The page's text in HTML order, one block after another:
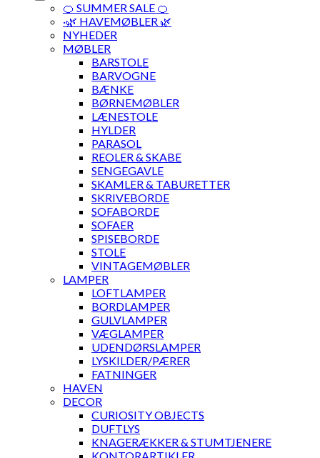
🍊 SUMMER SALE 🍊
·🌿 HAVEMØBLER 🌿
NYHEDER
MØBLER
BARSTOLE
BARVOGNE
BÆNKE
BØRNEMØBLER
LÆNESTOLE
HYLDER
PARASOL
REOLER & SKABE
SENGEGAVLE
SKAMLER & TABURETTER
SKRIVEBORDE
SOFABORDE
SOFAER
SPISEBORDE
STOLE
VINTAGEMØBLER
LAMPER
LOFTLAMPER
BORDLAMPER
GULVLAMPER
VÆGLAMPER
UDENDØRSLAMPER
LYSKILDER/PÆRER
FATNINGER
HAVEN
DECOR
CURIOSITY OBJECTS
DUFTLYS
KNAGERÆKKER & STUMTJENERE